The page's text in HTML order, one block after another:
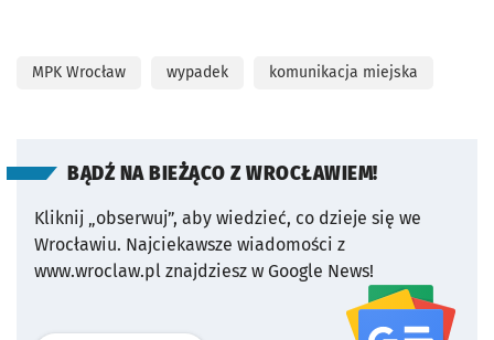
MPK Wrocław wypadek komunikacja miejska
BĄDŹ NA BIEŻĄCO Z WROCŁAWIEM!
Kliknij „obserwuj”, aby wiedzieć, co dzieje się we
Wrocławiu. Najciekawsze wiadomości z
www.wroclaw.pl znajdziesz w Google News!